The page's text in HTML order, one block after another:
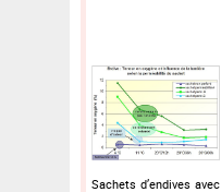
Sachets d’endives avec